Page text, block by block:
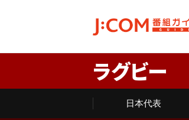
ラグビー
日本代表